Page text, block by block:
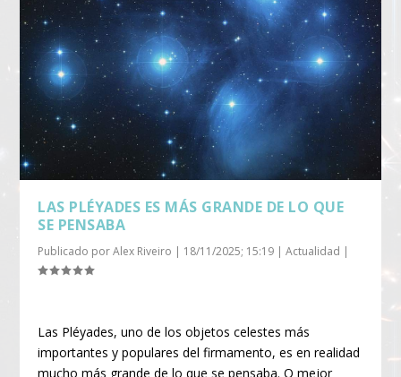
LAS PLÉYADES ES MÁS GRANDE DE LO QUE
SE PENSABA
Publicado porAlex Riveiro | 18/11/2025; 15:19 |Actualidad |
Las Pléyades, uno de los objetos celestes más
importantes y populares del firmamento, es en realidad
mucho más grande de lo que se pensaba. O mejor